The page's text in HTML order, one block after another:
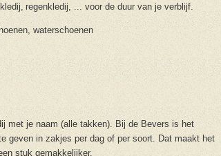
regenkledij, ... voor de duur van je verblijf.
waterschoenen
met je naam (alle takken). Bij de Bevers is het
geven in zakjes per dag of per soort. Dat maakt het
stuk gemakkelijker.